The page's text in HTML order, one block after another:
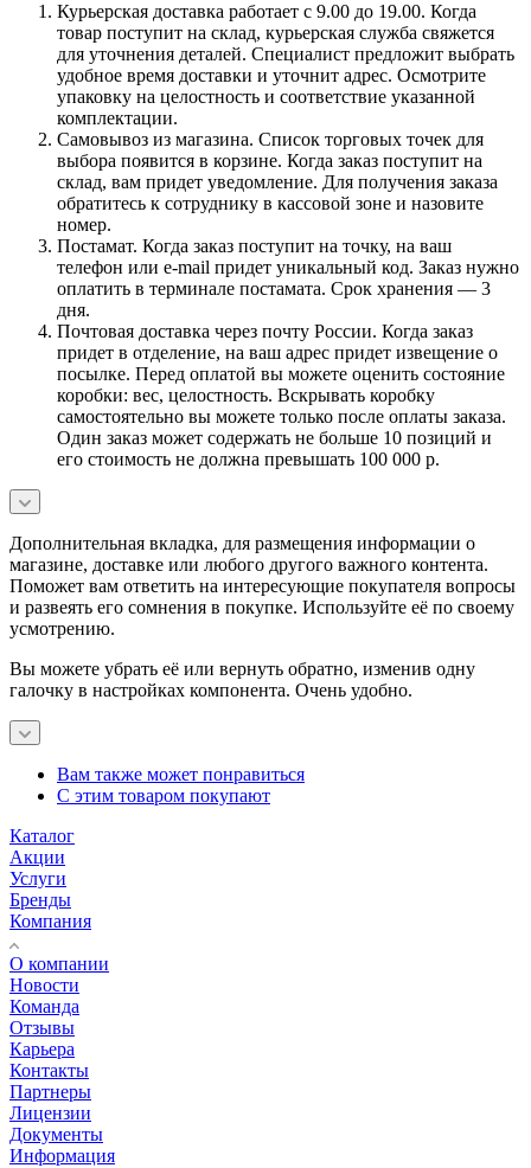
Курьерская доставка работает с 9.00 до 19.00. Когда
товар поступит на склад, курьерская служба свяжется
для уточнения деталей. Специалист предложит выбрать
удобное время доставки и уточнит адрес. Осмотрите
упаковку на целостность и соответствие указанной
комплектации.
Самовывоз из магазина. Список торговых точек для
выбора появится в корзине. Когда заказ поступит на
склад, вам придет уведомление. Для получения заказа
обратитесь к сотруднику в кассовой зоне и назовите
номер.
Постамат. Когда заказ поступит на точку, на ваш
телефон или e-mail придет уникальный код. Заказ нужно
оплатить в терминале постамата. Срок хранения — 3
дня.
Почтовая доставка через почту России. Когда заказ
придет в отделение, на ваш адрес придет извещение о
посылке. Перед оплатой вы можете оценить состояние
коробки: вес, целостность. Вскрывать коробку
самостоятельно вы можете только после оплаты заказа.
Один заказ может содержать не больше 10 позиций и
его стоимость не должна превышать 100 000 р.
Дополнительная вкладка, для размещения информации о
магазине, доставке или любого другого важного контента.
Поможет вам ответить на интересующие покупателя вопросы
и развеять его сомнения в покупке. Используйте её по своему
усмотрению.
Вы можете убрать её или вернуть обратно, изменив одну
галочку в настройках компонента. Очень удобно.
Вам также может понравиться
С этим товаром покупают
Каталог
Акции
Услуги
Бренды
Компания
О компании
Новости
Команда
Отзывы
Карьера
Контакты
Партнеры
Лицензии
Документы
Информация